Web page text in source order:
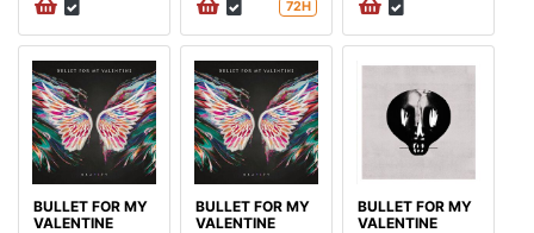
72H
BULLET FOR MY
VALENTINE
BULLET FOR MY
VALENTINE
BULLET FOR MY
VALENTINE